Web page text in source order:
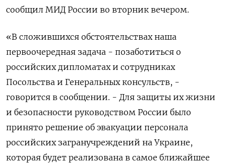
сообщил МИД России во вторник вечером.
«В сложившихся обстоятельствах наша
первоочередная задача - позаботиться о
российских дипломатах и сотрудниках
Посольства и Генеральных консульств, -
говорится в сообщении. - Для защиты их жизни
и безопасности руководством России было
принято решение об эвакуации персонала
российских загранучреждений на Украине,
которая будет реализована в самое ближайшее